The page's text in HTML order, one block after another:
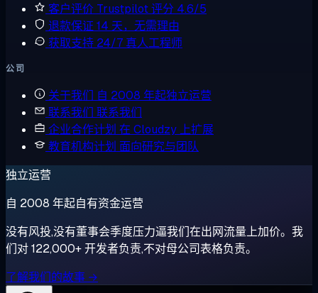
客户评价 Trustpilot 评分 4.6/5
退款保证 14 天，无需理由
获取支持 24/7 真人工程师
公司
关于我们 自 2008 年起独立运营
联系我们 联系我们
企业合作计划 在 Cloudzy 上扩展
教育机构计划 面向研究与团队
独立运营
自 2008 年起自有资金运营
没有风投,没有董事会季度压力逼我们在出网流量上加价。我
们对 122,000+ 开发者负责,不对母公司表格负责。
了解我们的故事 →